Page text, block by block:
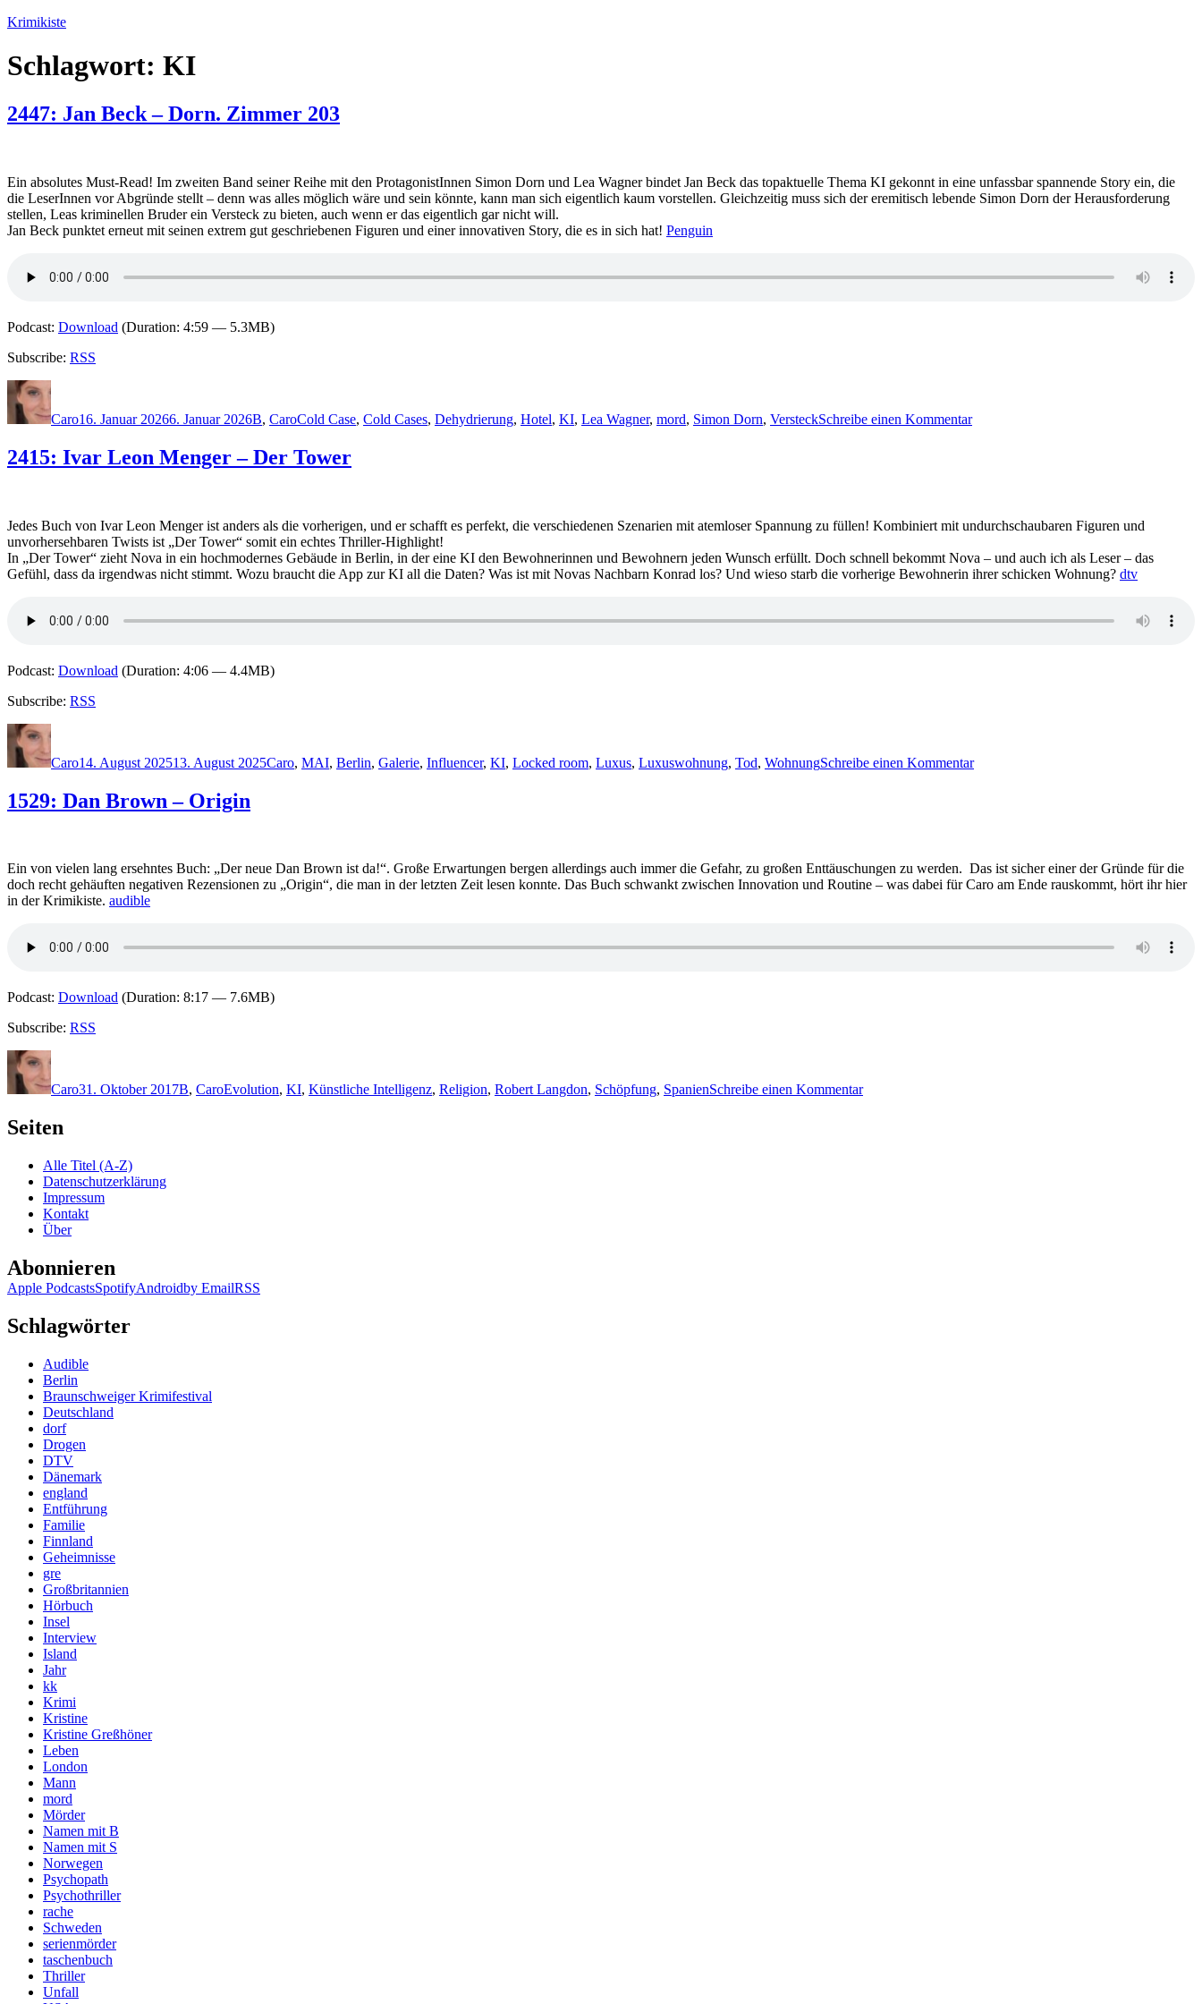
Zum
springen
Krimikiste
Schlagwort: KI
2447: Jan Beck – Dorn. Zimmer 203
Ein absolutes Must-Read! Im zweiten Band seiner Reihe mit den ProtagonistInnen Simon Dorn und Lea Wagner bindet Jan Beck das topaktuelle Thema KI gekonnt in eine unfassbar spannende Story ein, die
die LeserInnen vor Abgründe stellt – denn was alles möglich wäre und sein könnte, kann man sich eigentlich kaum vorstellen. Gleichzeitig muss sich der eremitisch lebende Simon Dorn der Herausforderung
stellen, Leas kriminellen Bruder ein Versteck zu bieten, auch wenn er das eigentlich gar nicht will.
Jan Beck punktet erneut mit seinen extrem gut geschriebenen Figuren und einer innovativen Story, die es in sich hat! Penguin
Podcast: Download (Duration: 4:59 — 5.3MB)
Subscribe: RSS
Autor
Caro16. Januar 20266. Januar 2026B, CaroCold Case, Cold Cases, Dehydrierung, Hotel, KI, Lea Wagner, mord, Simon Dorn, VersteckSchreibe einen KommentarJan
2415: Ivar Leon Menger – Der Tower
Jedes Buch von Ivar Leon Menger ist anders als die vorherigen, und er schafft es perfekt, die verschiedenen Szenarien mit atemloser Spannung zu füllen! Kombiniert mit undurchschaubaren Figuren und
unvorhersehbaren Twists ist „Der Tower“ somit ein echtes Thriller-Highlight!
In „Der Tower“ zieht Nova in ein hochmodernes Gebäude in Berlin, in der eine KI den Bewohnerinnen und Bewohnern jeden Wunsch erfüllt. Doch schnell bekommt Nova – und auch ich als Leser – das
Gefühl, dass da irgendwas nicht stimmt. Wozu braucht die App zur KI all die Daten? Was ist mit Novas Nachbarn Konrad los? Und wieso starb die vorherige Bewohnerin ihrer schicken Wohnung? dtv
Podcast: Download (Duration: 4:06 — 4.4MB)
Subscribe: RSS
Autor
Caro14. August 202513. August 2025Caro, MAI, Berlin, Galerie, Influencer, KI, Locked room, Luxus, Luxuswohnung, Tod, WohnungSchreibe einen KommentarIvar
1529: Dan Brown – Origin
Ein von vielen lang ersehntes Buch: „Der neue Dan Brown ist da!“. Große Erwartungen bergen allerdings auch immer die Gefahr, zu großen Enttäuschungen zu werden. Das ist sicher einer der Gründe für die
doch recht gehäuften negativen Rezensionen zu „Origin“, die man in der letzten Zeit lesen konnte. Das Buch schwankt zwischen Innovation und Routine – was dabei für Caro am Ende rauskommt, hört ihr hier
in der Krimikiste. audible
Podcast: Download (Duration: 8:17 — 7.6MB)
Subscribe: RSS
Autor
Caro31. Oktober 2017B, CaroEvolution, KI, Künstliche Intelligenz, Religion, Robert Langdon, Schöpfung, SpanienSchreibe einen KommentarDan
Seiten
Alle Titel (A-Z)
Datenschutzerklärung
Impressum
Kontakt
Über
Abonnieren
Apple PodcastsSpotifyAndroidby EmailRSS
Schlagwörter
Audible
Berlin
Braunschweiger Krimifestival
Deutschland
dorf
Drogen
DTV
Dänemark
england
Entführung
Familie
Finnland
Geheimnisse
gre
Großbritannien
Hörbuch
Insel
Interview
Island
Jahr
kk
Krimi
Kristine
Kristine Greßhöner
Leben
London
Mann
mord
Mörder
Namen mit B
Namen mit S
Norwegen
Psychopath
Psychothriller
rache
Schweden
serienmörder
taschenbuch
Thriller
Unfall